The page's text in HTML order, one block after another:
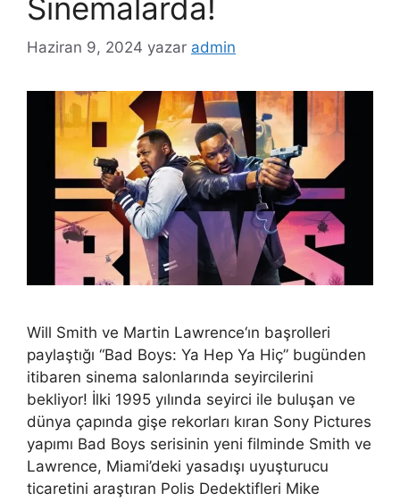
Sinemalarda!
Haziran 9, 2024 yazar admin
Will Smith ve Martin Lawrence‘ın başrolleri
paylaştığı “Bad Boys: Ya Hep Ya Hiç” bugünden
itibaren sinema salonlarında seyircilerini
bekliyor! İlki 1995 yılında seyirci ile buluşan ve
dünya çapında gişe rekorları kıran Sony Pictures
yapımı Bad Boys serisinin yeni filminde Smith ve
Lawrence, Miami’deki yasadışı uyuşturucu
ticaretini araştıran Polis Dedektifleri Mike